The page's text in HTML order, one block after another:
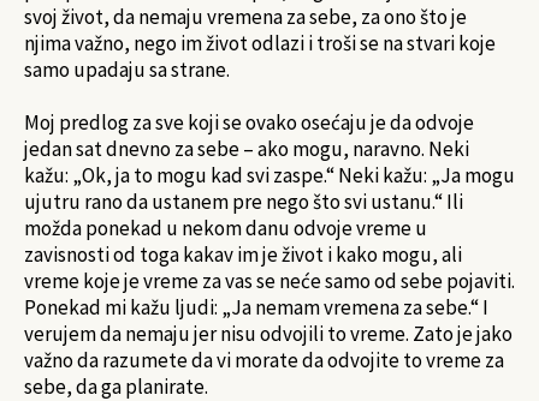
svoj život, da nemaju vremena za sebe, za ono što je
njima važno, nego im život odlazi i troši se na stvari koje
samo upadaju sa strane.
Moj predlog za sve koji se ovako osećaju je da odvoje
jedan sat dnevno za sebe – ako mogu, naravno. Neki
kažu: „Ok, ja to mogu kad svi zaspe.“ Neki kažu: „Ja mogu
ujutru rano da ustanem pre nego što svi ustanu.“ Ili
možda ponekad u nekom danu odvoje vreme u
zavisnosti od toga kakav im je život i kako mogu, ali
vreme koje je vreme za vas se neće samo od sebe pojaviti.
Ponekad mi kažu ljudi: „Ja nemam vremena za sebe.“ I
verujem da nemaju jer nisu odvojili to vreme. Zato je jako
važno da razumete da vi morate da odvojite to vreme za
sebe, da ga planirate.